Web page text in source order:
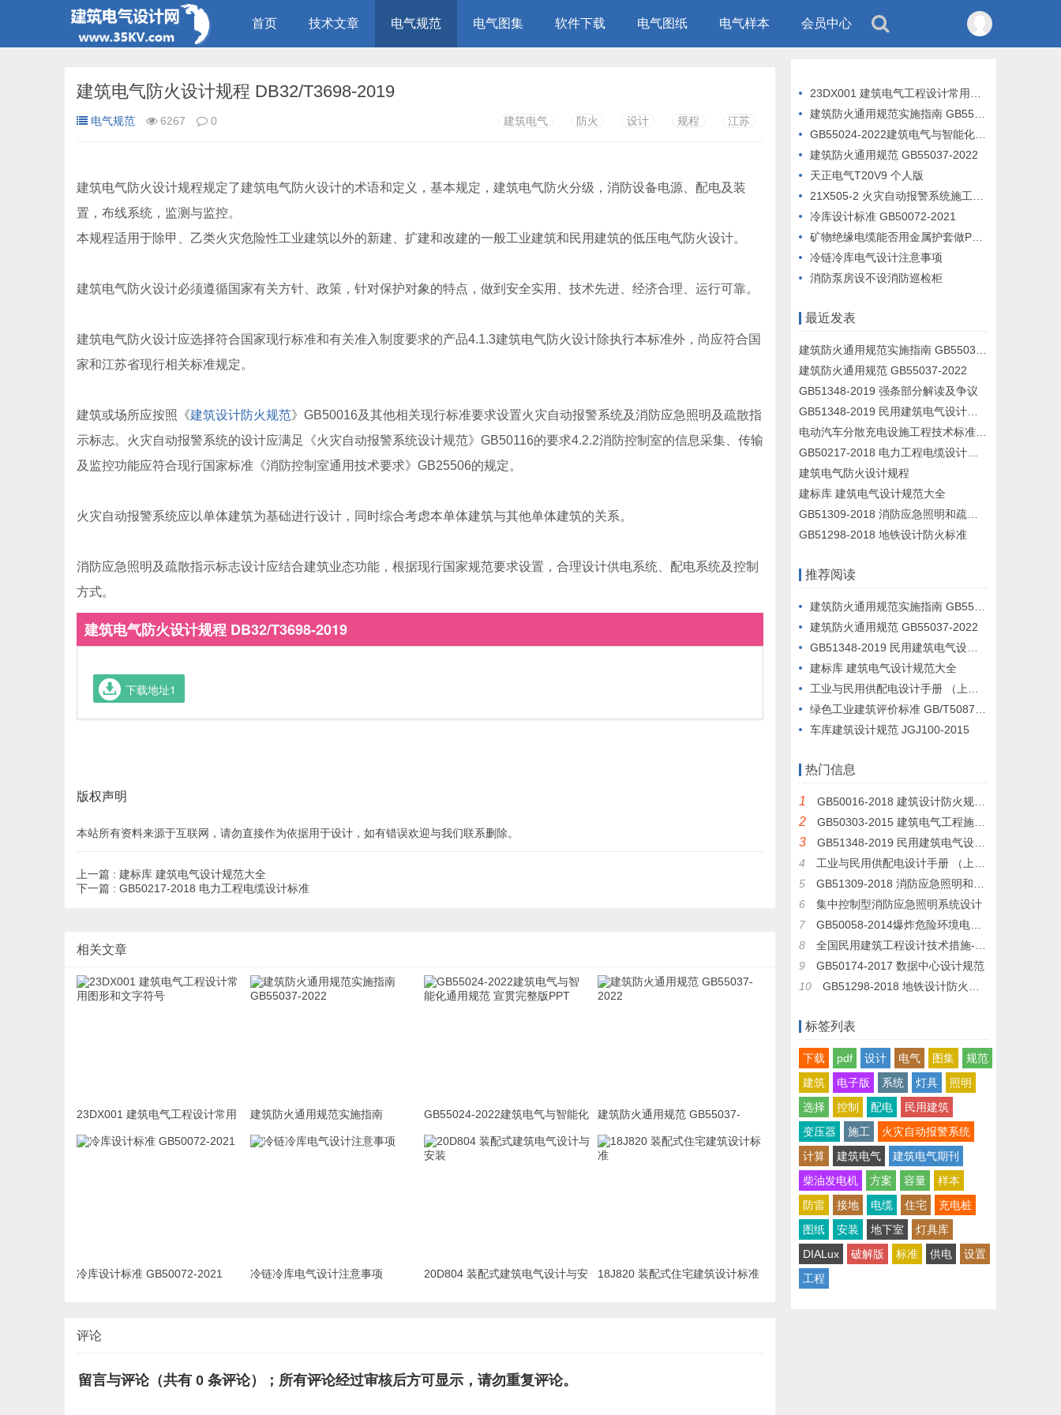
首页 技术文章 电气规范 电气图集 软件下载 电气图纸 电气样本 会员中心
建筑电气防火设计规程 DB32/T3698-2019
电气规范 6267 0 建筑电气 防火 设计 规程 江苏
建筑电气防火设计规程规定了建筑电气防火设计的术语和定义，基本规定，建筑电气防火分级，消防设备电源、配电及装
置，布线系统，监测与监控。
本规程适用于除甲、乙类火灾危险性工业建筑以外的新建、扩建和改建的一般工业建筑和民用建筑的低压电气防火设计。
建筑电气防火设计必须遵循国家有关方针、政策，针对保护对象的特点，做到安全实用、技术先进、经济合理、运行可靠。
建筑电气防火设计应选择符合国家现行标准和有关准入制度要求的产品4.1.3建筑电气防火设计除执行本标准外，尚应符合国
家和江苏省现行相关标准规定。
建筑或场所应按照《建筑设计防火规范》GB50016及其他相关现行标准要求设置火灾自动报警系统及消防应急照明及疏散指
示标志。火灾自动报警系统的设计应满足《火灾自动报警系统设计规范》GB50116的要求4.2.2消防控制室的信息采集、传输
及监控功能应符合现行国家标准《消防控制室通用技术要求》GB25506的规定。
火灾自动报警系统应以单体建筑为基础进行设计，同时综合考虑本单体建筑与其他单体建筑的关系。
消防应急照明及疏散指示标志设计应结合建筑业态功能，根据现行国家规范要求设置，合理设计供电系统、配电系统及控制
方式。
建筑电气防火设计规程 DB32/T3698-2019
下载地址1
版权声明
本站所有资料来源于互联网，请勿直接作为依据用于设计，如有错误欢迎与我们联系删除。
上一篇 : 建标库 建筑电气设计规范大全
下一篇 : GB50217-2018 电力工程电缆设计标准
相关文章
23DX001 建筑电气工程设计常用
图形和文字符号
建筑防火通用规范实施指南
GB55037-2022
GB55024-2022建筑电气与智能化
通用规范 宣贯完整版PPT
建筑防火通用规范 GB55037-
2022
冷库设计标准 GB50072-2021 冷链冷库电气设计注意事项
20D804 装配式建筑电气设计与安
18J820 装配式住宅建筑设计标准
评论
留言与评论（共有 0 条评论）；所有评论经过审核后方可显示，请勿重复评论。
23DX001 建筑电气工程设计常用图形和文字符号
建筑防火通用规范实施指南 GB55037-2022
GB55024-2022建筑电气与智能化通用规范 宣贯完整版PPT
建筑防火通用规范 GB55037-2022
天正电气T20V9 个人版
21X505-2 火灾自动报警系统施工及验收标准
冷库设计标准 GB50072-2021
矿物绝缘电缆能否用金属护套做PE线
冷链冷库电气设计注意事项
消防泵房设不设消防巡检柜
最近发表
建筑防火通用规范 GB55037-2022
GB51348-2019 强条部分解读及争议
建筑电气防火设计规程
建标库 建筑电气设计规范大全
GB51298-2018 地铁设计防火标准
推荐阅读
建筑防火通用规范实施指南 GB55037-2022
建筑防火通用规范 GB55037-2022
GB51348-2019 民用建筑电气设计标准
建标库 建筑电气设计规范大全
工业与民用供配电设计手册 （上册 下层）
绿色工业建筑评价标准 GB/T50878-2013
车库建筑设计规范 JGJ100-2015
热门信息
1 GB50016-2018 建筑设计防火规范 （GB50016-2014修订版）
2 GB50303-2015 建筑电气工程施工质量验收规范
3
GB51348-2019 民用建筑电气设计标准
4
工业与民用供配电设计手册 （上册 下层）
5
GB51309-2018 消防应急照明和疏散指示系统技术规范
6
集中控制型消防应急照明系统设计
7
GB50058-2014爆炸危险环境电力装置设计规范
8
全国民用建筑工程设计技术措施-电气专业
9
GB50174-2017 数据中心设计规范
10
GB51298-2018 地铁设计防火标准
标签列表
下载 pdf 设计 电气 图集
规范
建筑
电子版 系统 灯具
照明
选择
控制 配电
民用建筑
变压器
施工
火灾自动报警系统
计算
建筑电气
建筑电气期刊
柴油发电机
方案 容量
样本
防雷
接地 电缆 住宅
充电桩
图纸
安装 地下室
灯具库
DIALux
破解版 标准 供电
设置
工程